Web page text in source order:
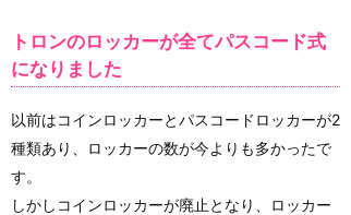
トロンのロッカーが全てパスコード式
になりました
以前はコインロッカーとパスコードロッカーが2
種類あり、ロッカーの数が今よりも多かったで
す。
しかしコインロッカーが廃止となり、ロッカー